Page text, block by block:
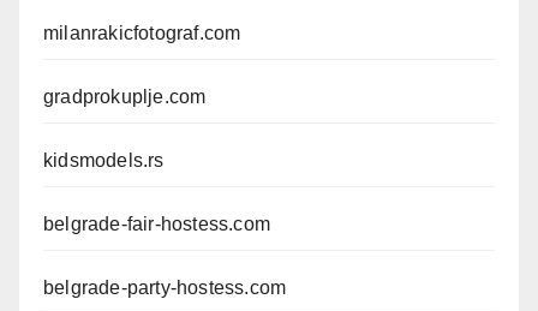
milanrakicfotograf.com
gradprokuplje.com
kidsmodels.rs
belgrade-fair-hostess.com
belgrade-party-hostess.com